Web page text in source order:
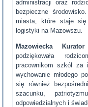
administracji oraz
bezpieczne
miasta, które staje się
logistyki na Mazowszu.
Mazowiecka
podziękowała
pracownikom szkół
wychowanie młodego
się również
szacunku,
odpowiedzialnych i